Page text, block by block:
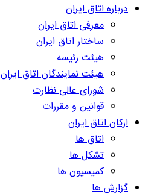
درباره اتاق ایران
معرفی اتاق ایران
ساختار اتاق ایران
هیئت رئیسه
هیئت نمایندگان اتاق ایران
شورای عالی نظارت
قوانین و مقررات
ارکان اتاق ایران
اتاق ها
تشکل ها
کمیسیون ها
گزارش ها